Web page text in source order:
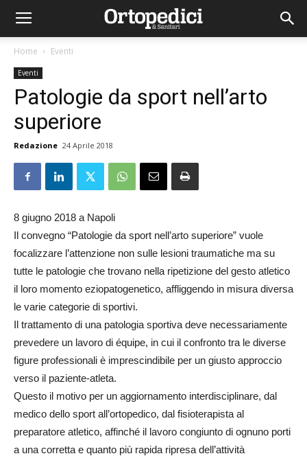
Home Eventi
Eventi
Patologie da sport nell’arto
superiore
Redazione 24 Aprile 2018
8 giugno 2018 a Napoli
Il convegno “Patologie da sport nell’arto superiore” vuole
focalizzare l’attenzione non sulle lesioni traumatiche ma su
tutte le patologie che trovano nella ripetizione del gesto atletico
il loro momento eziopatogenetico, affliggendo in misura diversa
le varie categorie di sportivi.
Il trattamento di una patologia sportiva deve necessariamente
prevedere un lavoro di équipe, in cui il confronto tra le diverse
figure professionali è imprescindibile per un giusto approccio
verso il paziente-atleta.
Questo il motivo per un aggiornamento interdisciplinare, dal
medico dello sport all’ortopedico, dal fisioterapista al
preparatore atletico, affinché il lavoro congiunto di ognuno porti
a una corretta e quanto più rapida ripresa dell’attività